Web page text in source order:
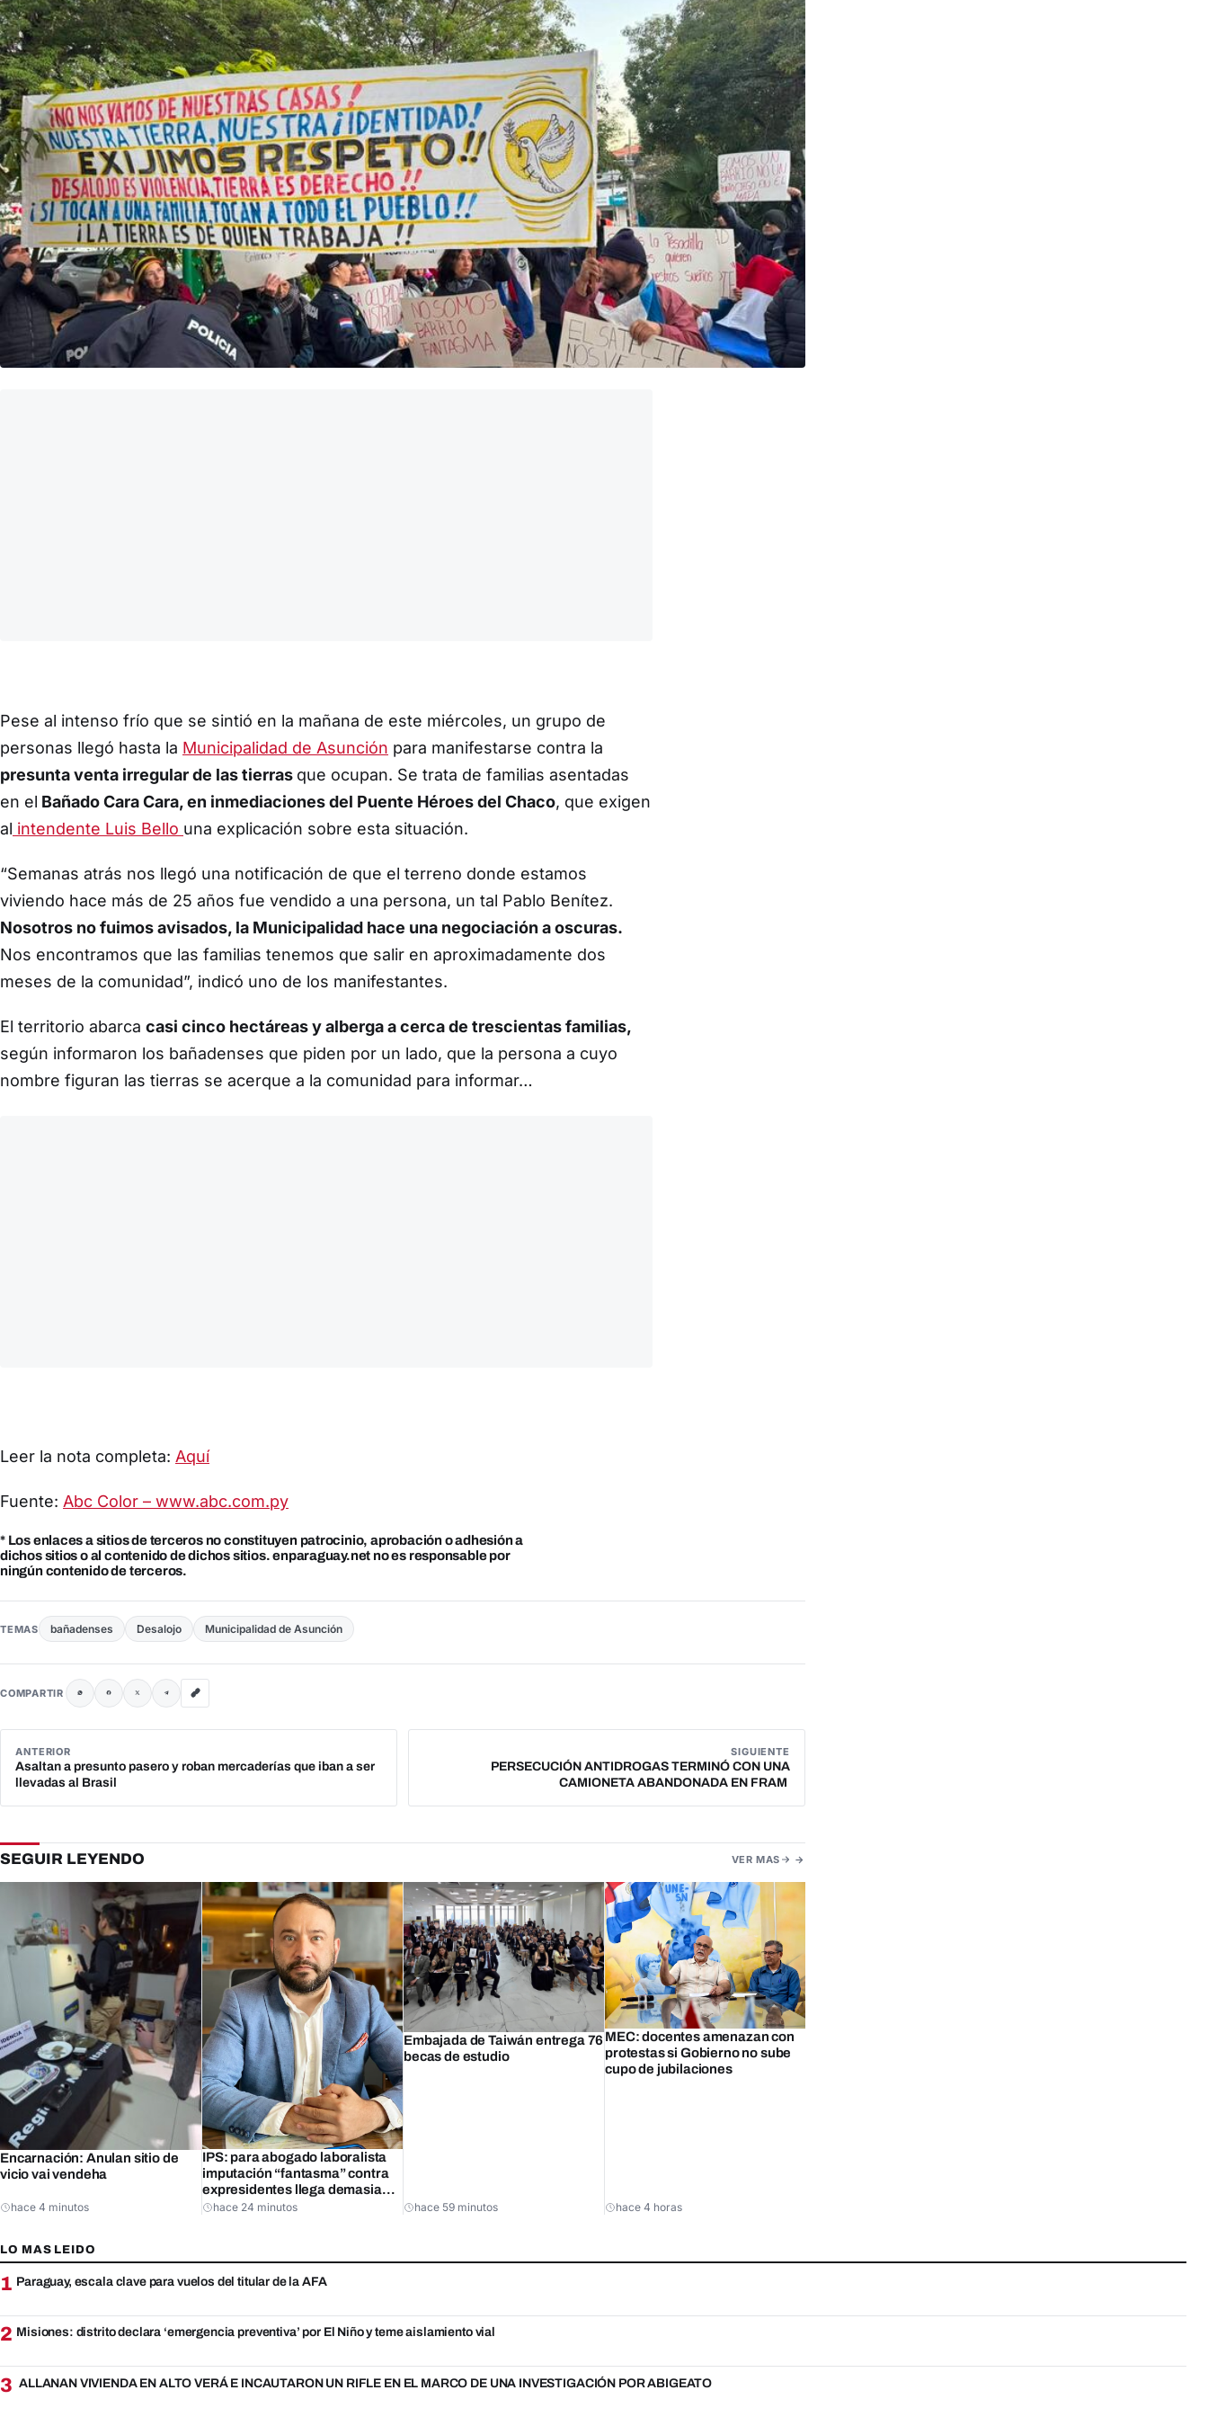
Pese al intenso frío que se sintió en la mañana de este miércoles, un grupo de
personas llegó hasta la Municipalidad de Asunción para manifestarse contra la
presunta venta irregular de las tierras que ocupan. Se trata de familias asentadas
en el Bañado Cara Cara, en inmediaciones del Puente Héroes del Chaco, que exigen
al intendente Luis Bello una explicación sobre esta situación.
“Semanas atrás nos llegó una notificación de que el terreno donde estamos
viviendo hace más de 25 años fue vendido a una persona, un tal Pablo Benítez.
Nosotros no fuimos avisados, la Municipalidad hace una negociación a oscuras.
Nos encontramos que las familias tenemos que salir en aproximadamente dos
meses de la comunidad”, indicó uno de los manifestantes.
El territorio abarca casi cinco hectáreas y alberga a cerca de trescientas familias,
según informaron los bañadenses que piden por un lado, que la persona a cuyo
nombre figuran las tierras se acerque a la comunidad para informar…
Leer la nota completa: Aquí
Fuente: Abc Color – www.abc.com.py
* Los enlaces a sitios de terceros no constituyen patrocinio, aprobación o adhesión a
dichos sitios o al contenido de dichos sitios. enparaguay.net no es responsable por
ningún contenido de terceros.
TEMAS bañadenses Desalojo Municipalidad de Asunción
COMPARTIR
ANTERIOR
Asaltan a presunto pasero y roban mercaderías que iban a ser
llevadas al Brasil
SIGUIENTE
PERSECUCIÓN ANTIDROGAS TERMINÓ CON UNA
CAMIONETA ABANDONADA EN FRAM
SEGUIR LEYENDO VER MAS
Encarnación: Anulan sitio de
vicio vai vendeha
hace 4 minutos
IPS: para abogado laboralista
imputación “fantasma” contra
expresidentes llega demasiado
tarde
hace 24 minutos
Embajada de Taiwán entrega 76
becas de estudio
hace 59 minutos
MEC: docentes amenazan con
protestas si Gobierno no sube
cupo de jubilaciones
hace 4 horas
LO MAS LEIDO
1 Paraguay, escala clave para vuelos del titular de la AFA
2 Misiones: distrito declara ‘emergencia preventiva’ por El Niño y teme aislamiento vial
3 ALLANAN VIVIENDA EN ALTO VERÁ E INCAUTARON UN RIFLE EN EL MARCO DE UNA INVESTIGACIÓN POR ABIGEATO